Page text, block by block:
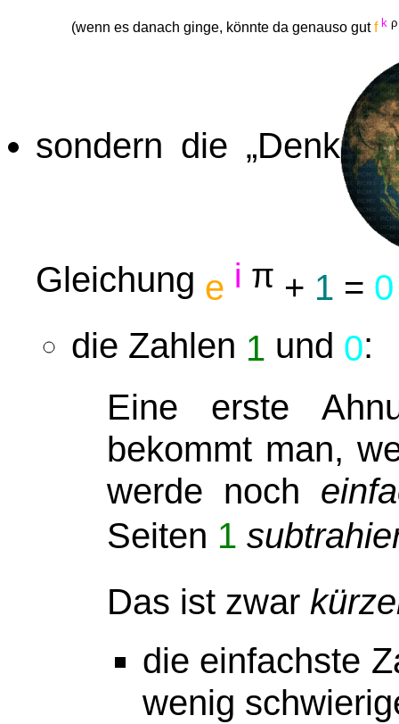
(wenn es danach ginge, könnte da genauso gutf k ρ
sondern die „Denk
Gleichung e i π + 1 = 0
die Zahlen 1 und 0:
Eine erste
bekommt man,
werde noch
Seiten 1
Das ist zwar
die einfachste
wenig